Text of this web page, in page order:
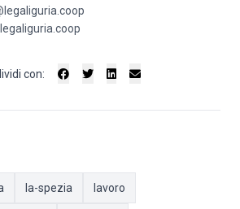
con:
la-spezia lavoro